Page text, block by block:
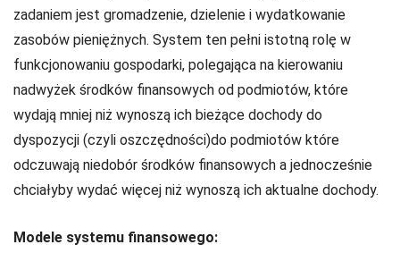
zadaniem jest gromadzenie, dzielenie i wydatkowanie
zasobów pieniężnych. System ten pełni istotną rolę w
funkcjonowaniu gospodarki, polegająca na kierowaniu
nadwyżek środków finansowych od podmiotów, które
wydają mniej niż wynoszą ich bieżące dochody do
dyspozycji (czyli oszczędności)do podmiotów które
odczuwają niedobór środków finansowych a jednocześnie
chciałyby wydać więcej niż wynoszą ich aktualne dochody.
Modele systemu finansowego: